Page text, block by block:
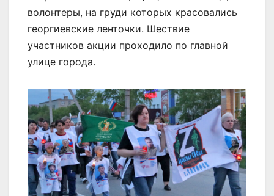
волонтеры, на груди которых красовались
георгиевские ленточки. Шествие
участников акции проходило по главной
улице города.